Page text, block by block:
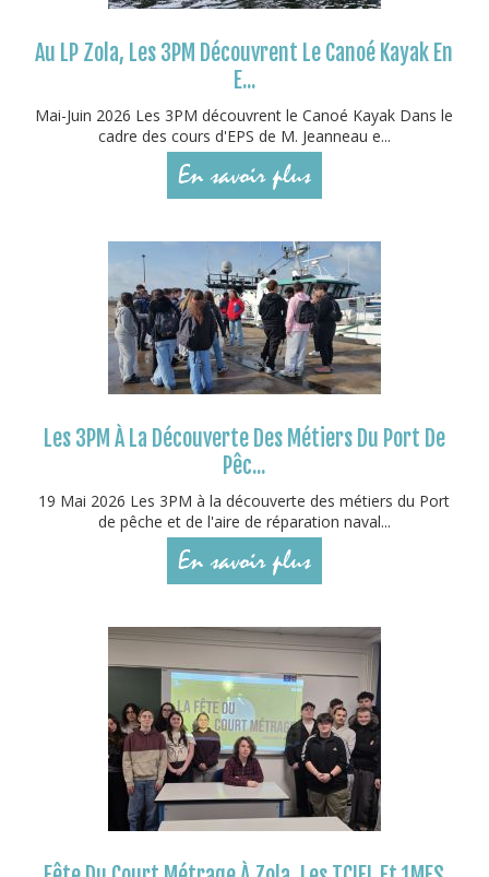
Au LP Zola, Les 3PM Découvrent Le Canoé Kayak En
E...
Mai-Juin 2026 Les 3PM découvrent le Canoé Kayak Dans le
cadre des cours d'EPS de M. Jeanneau e...
En savoir plus
Les 3PM À La Découverte Des Métiers Du Port De
Pêc...
19 Mai 2026 Les 3PM à la découverte des métiers du Port
de pêche et de l'aire de réparation naval...
En savoir plus